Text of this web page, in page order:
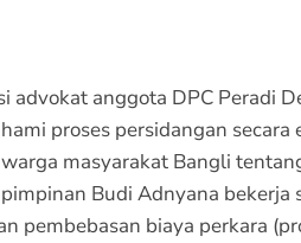
advokat anggota DPC Peradi
proses persidangan
masyarakat Bangli
Budi Adnyana
pembebasan biaya perkara